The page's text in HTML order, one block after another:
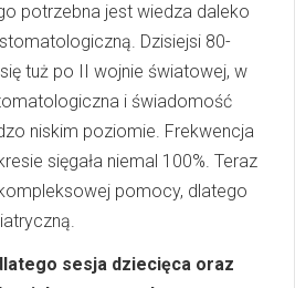
potrzebna jest wiedza daleko
Dzisiejsi 80-
tuż po II wojnie światowej, w
i świadomość
niskim poziomie. Frekwencja
sięgała niemal 100%. Teraz
pomocy, dlatego
sesja dziecięca oraz